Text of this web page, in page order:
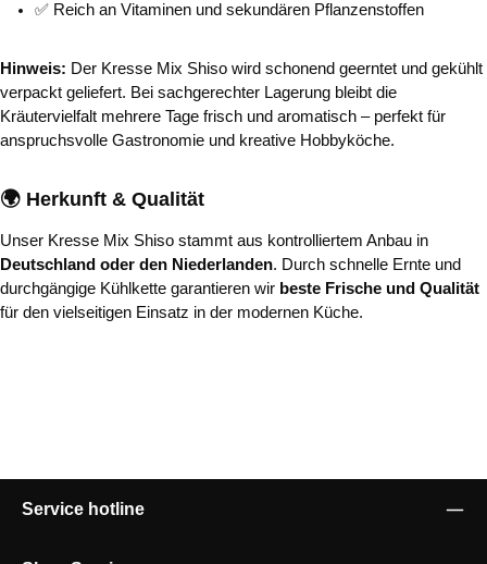
✅ Reich an Vitaminen und sekundären Pflanzenstoffen
Hinweis: Der Kresse Mix Shiso wird schonend geerntet und gekühlt
verpackt geliefert. Bei sachgerechter Lagerung bleibt die
Kräutervielfalt mehrere Tage frisch und aromatisch – perfekt für
anspruchsvolle Gastronomie und kreative Hobbyköche.
🌍 Herkunft & Qualität
Unser Kresse Mix Shiso stammt aus kontrolliertem Anbau in
Deutschland oder den Niederlanden. Durch schnelle Ernte und
durchgängige Kühlkette garantieren wir beste Frische und Qualität
für den vielseitigen Einsatz in der modernen Küche.
Service hotline